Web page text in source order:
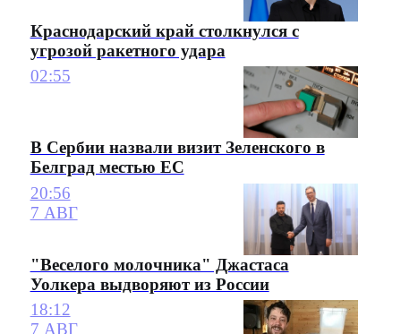
Краснодарский край столкнулся с
угрозой ракетного удара
02:55
В Сербии назвали визит Зеленского в
Белград местью ЕС
20:56
7 АВГ
"Веселого молочника" Джастаса
Уолкера выдворяют из России
18:12
7 АВГ